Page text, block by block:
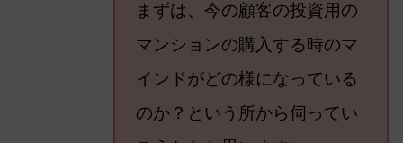
まずは、今の顧客の投資用の
マンションの購入する時のマ
インドがどの様になっている
のか？という所から伺ってい